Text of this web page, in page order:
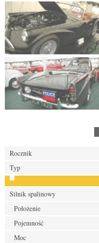
Rocznik
Typ
Silnik spalinowy
Położenie
Pojemność
Moc